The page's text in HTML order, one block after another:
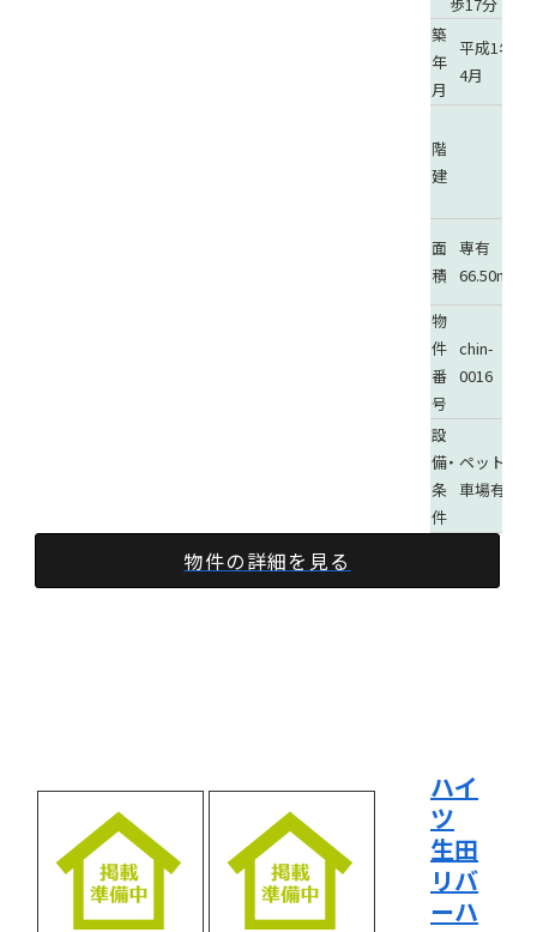
歩17分
築
年
月
平成1年
4月
階
建
面
積
専有
66.50m²
物
件
番
号
chin-
0016
設
備・
条
件
ペット可能
車場有
物件の詳細を見る
ハイ
ツ
生田
リバ
ーハ